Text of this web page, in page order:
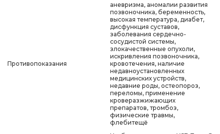
Противопоказания
аневризма, аномалии развития
позвоночника, беременность,
высокая температура, диабет,
дисфункция суставов,
заболевания сердечно-
сосудистой системы,
злокачественные опухоли,
искривления позвоночника,
кровотечения, наличие
недавноустановленных
медицинских устройств,
недавние роды, остеопороз,
переломы, применение
кроверазжижающих
препаратов, тромбоз,
физические травмы,
флебитещё